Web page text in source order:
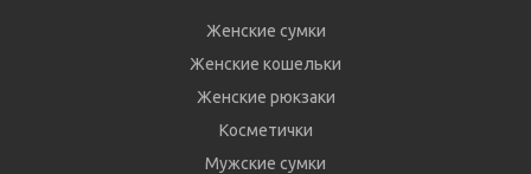
Женские сумки
Женские кошельки
Женские рюкзаки
Косметички
Мужские сумки